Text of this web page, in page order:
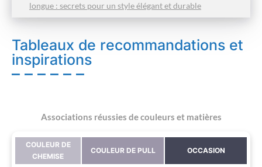
longue : secrets pour un style élégant et durable
Tableaux de recommandations et
inspirations
Associations réussies de couleurs et matières
COULEUR DE
CHEMISE
COULEUR DE PULL OCCASION